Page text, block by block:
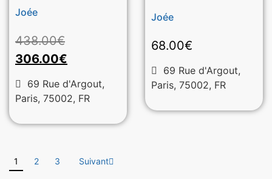
Joée
438.00€
306.00€
69 Rue d'Argout,
Paris, 75002, FR
Joée
68.00€
69 Rue d'Argout,
Paris, 75002, FR
1 2 3 Suivant